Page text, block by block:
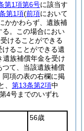
第1項第6号に該当す
第1項(前項において
かかわらず、遺族補
。
この場合におい
けることができる
ることができる遺
族補償年金を受け
つて、当該遺族補償
項の表の右欄に掲
、 第13条第2項中
4号までのいずれ
56歳